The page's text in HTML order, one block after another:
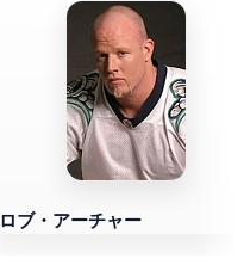
ロブ・アーチャー